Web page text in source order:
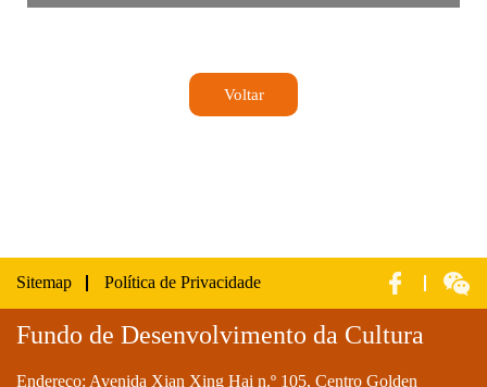
Voltar
Sitemap Política de Privacidade
Fundo de Desenvolvimento da Cultura
Endereço: Avenida Xian Xing Hai n.º 105, Centro Golden